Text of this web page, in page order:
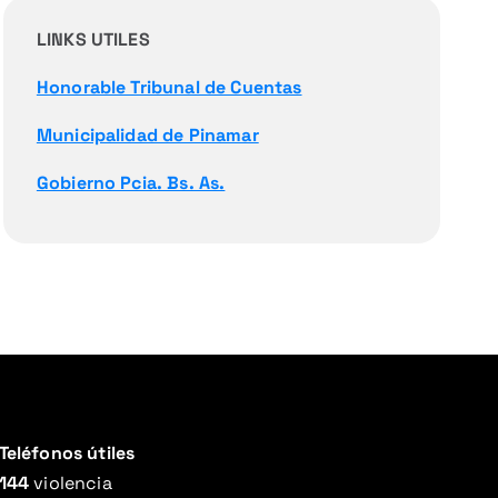
LINKS UTILES
Honorable Tribunal de Cuentas
Municipalidad de Pinamar
Gobierno Pcia. Bs. As.
Teléfonos útiles
144violencia